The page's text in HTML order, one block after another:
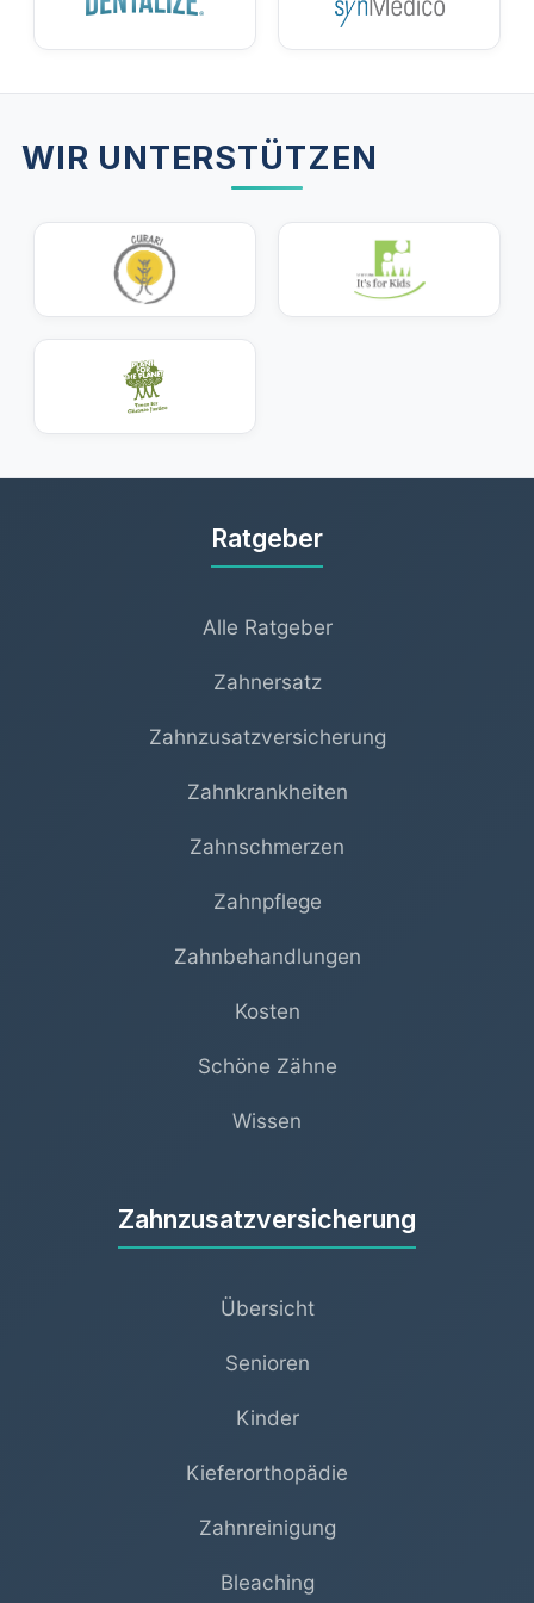
WIR UNTERSTÜTZEN
Ratgeber
Alle Ratgeber
Zahnersatz
Zahnzusatzversicherung
Zahnkrankheiten
Zahnschmerzen
Zahnpflege
Zahnbehandlungen
Kosten
Schöne Zähne
Wissen
Zahnzusatzversicherung
Übersicht
Senioren
Kinder
Kieferorthopädie
Zahnreinigung
Bleaching